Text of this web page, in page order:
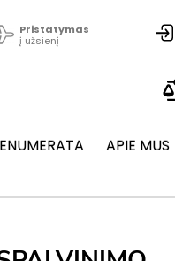
Pristatymas
į užsienį
APIE MUS